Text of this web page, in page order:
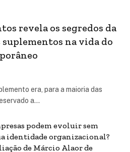
revela os segredos da
na vida do
era, para a maioria das
a…
podem evoluir sem
identidade organizacional?
de Márcio Alaor de